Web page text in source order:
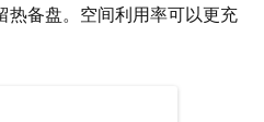
热备盘。空间利用率可以更充